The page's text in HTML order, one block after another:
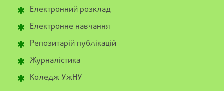
Електронний розклад
Електронне навчання
Репозитарій публікацій
Журналістика
Коледж УжНУ